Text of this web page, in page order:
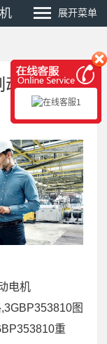
展开菜单
动电机
电机
图
重